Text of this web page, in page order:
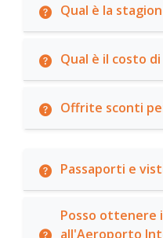
Qual è la
Qual è il costo
Offrite sconti
Passaporti e
Posso ottenere
all'Aeroporto